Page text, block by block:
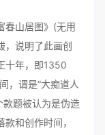
山居图》(无用
，说明了此画创
十年，即1350
，谓是“大痴道人
款题被认为是伪造
和创作时间，